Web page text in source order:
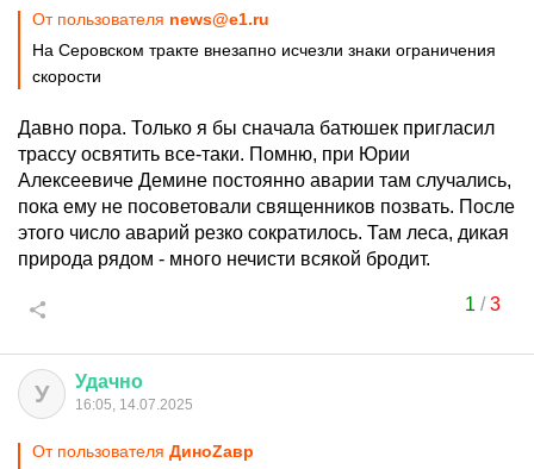
От пользователя news@e1.ru
На Серовском тракте внезапно исчезли знаки ограничения
скорости
Давно пора. Только я бы сначала батюшек пригласил
трассу освятить все-таки. Помню, при Юрии
Алексеевиче Демине постоянно аварии там случались,
пока ему не посоветовали священников позвать. После
этого число аварий резко сократилось. Там леса, дикая
природа рядом - много нечисти всякой бродит.
1 /3
У Удачно
16:05, 14.07.2025
От пользователя ДиноZавp